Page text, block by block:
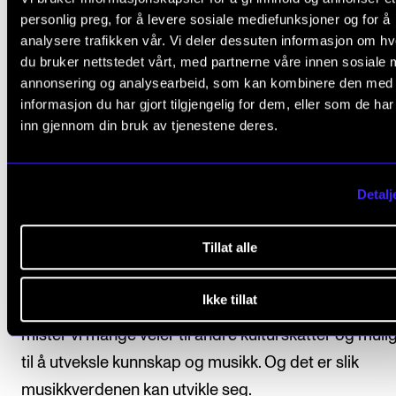
personlig preg, for å levere sosiale mediefunksjoner og for å
analysere trafikken vår. Vi deler dessuten informasjon om
du bruker nettstedet vårt, med partnerne våre innen sosiale
annonsering og analysearbeid, som kan kombinere den med
informasjon du har gjort tilgjengelig for dem, eller som de
inn gjennom din bruk av tjenestene deres.
Tillat alle
Ikke tillat
Velkommen til Norge! Du har sannsynligvis mange
grunner til å flytte hit, men uansett årsak – å flytte til
land kan være skummelt, og jeg håper du synes det
spennende også.
Den nye studieavgiften for studenter utenfor EU og
som ble innført i fjor har vært tøff for alle, alle
og utdanningsprogrammer taper på å hindre
internasjonal kontakt. Men for oss, ikke bare som
utdanningsinstitusjon, men også som
mister vi mange veier til andre kulturskatter og
til å utveksle kunnskap og musikk. Og det er slik
musikkverdenen kan utvikle seg.